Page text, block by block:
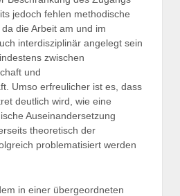
jedoch fehlen methodische
die Arbeit am und im
interdisziplinär angelegt sein
zwischen
und
Umso erfreulicher ist es, dass
deutlich wird, wie eine
Auseinandersetzung
theoretisch der
problematisiert werden
in einer übergeordneten